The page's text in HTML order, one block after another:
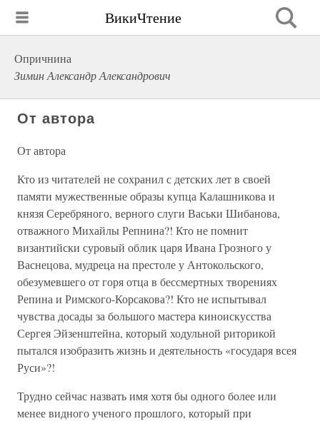
ВикиЧтение
Опричнина
Зимин Александр Александрович
От автора
От автора
Кто из читателей не сохранил с детских лет в своей
памяти мужественные образы купца Калашникова и
князя Серебряного, верного слуги Васьки Шибанова,
отважного Михайлы Репнина?! Кто не помнит
византийски суровый облик царя Ивана Грозного у
Васнецова, мудреца на престоле у Антокольского,
обезумевшего от горя отца в бессмертных творениях
Репина и Римского-Корсакова?! Кто не испытывал
чувства досады за большого мастера киноискусства
Сергея Эйзенштейна, который ходульной риторикой
пытался изобразить жизнь и деятельность «государя всея
Руси»?!
Трудно сейчас назвать имя хотя бы одного более или
менее видного ученого прошлого, который при